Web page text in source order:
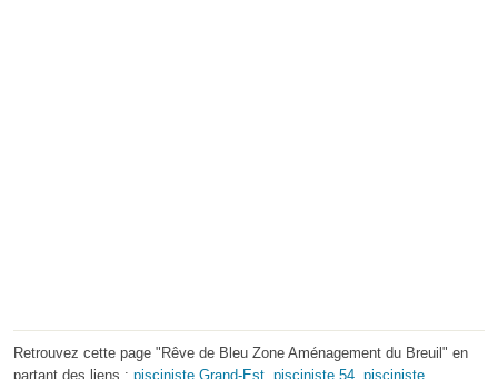
Retrouvez cette page "Rêve de Bleu Zone Aménagement du Breuil" en
partant des liens : pisciniste Grand-Est pisciniste 54 pisciniste